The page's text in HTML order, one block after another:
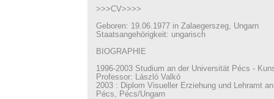
>>>CV>>>>
Geboren: 19.06.1977 in Zalaegerszeg, Ungarn
Staatsangehörigkeit: ungarisch
BIOGRAPHIE
1996-2003 Studium an der Universität Pécs -
Professor: László Valkó
2003 : Diplom Visueller Erziehung und Lehramt
Pécs, Pécs/Ungarn